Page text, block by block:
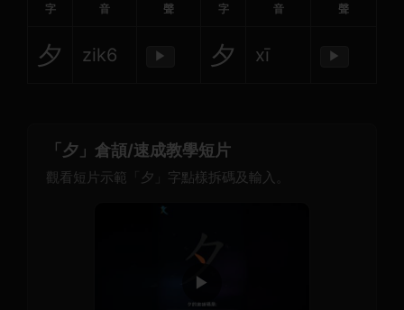
字
音
聲
字
音
聲
夕 zik6 ▶ 夕 xī ▶
「夕」倉頡/速成教學短片
觀看短片示範「夕」字點樣拆碼及輸入。
▶